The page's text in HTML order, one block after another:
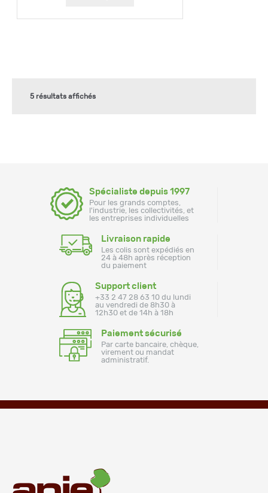
5 résultats affichés
Spécialiste depuis 1997
Pour les grands comptes,
l'industrie, les collectivités, et
les entreprises individuelles
Livraison rapide
Les colis sont expédiés en
24 à 48h après réception
du paiement
Support client
+33 2 47 28 63 10 du lundi
au vendredi de 8h30 à
12h30 et de 14h à 18h
Paiement sécurisé
Par carte bancaire, chèque,
virement ou mandat
administratif.